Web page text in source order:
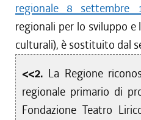
regionale 8 settembre
regionali per lo sviluppo
culturali), è sostituito dal
<<2. La Regione
regionale primario di
Fondazione Teatro